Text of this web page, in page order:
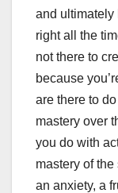
and ultimately
right all the
not there to
because
are there to
mastery over
you do with
mastery of
an anxiety, a